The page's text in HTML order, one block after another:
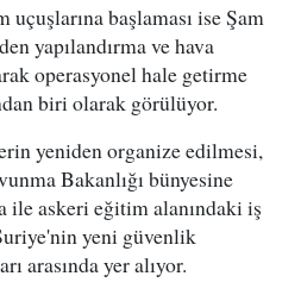
başlaması ise Şam
yapılandırma ve hava
operasyonel hale getirme
biri olarak görülüyor.
yeniden organize edilmesi,
Bakanlığı bünyesine
ile askeri eğitim alanındaki iş
yeni güvenlik
arasında yer alıyor.